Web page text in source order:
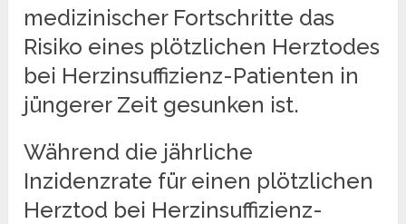
medizinischer Fortschritte das
Risiko eines plötzlichen Herztodes
bei Herzinsuffizienz-Patienten in
jüngerer Zeit gesunken ist.
Während die jährliche
Inzidenzrate für einen plötzlichen
Herztod bei Herzinsuffizienz-